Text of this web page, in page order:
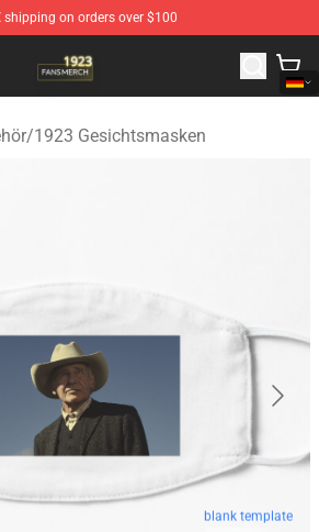
shipping on orders over $100
1923 Merchandise Store
/1923 Gesichtsmasken
blank template